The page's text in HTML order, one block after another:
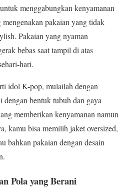
menggabungkan kenyamanan
pakaian yang tidak
Pakaian yang nyaman
bebas saat tampil di atas
hari.
idol K-pop, mulailah dengan
dengan bentuk tubuh dan gaya
memberikan kenyamanan namun
kamu bisa memilih jaket oversized,
bahkan pakaian dengan desain
Pola yang Berani